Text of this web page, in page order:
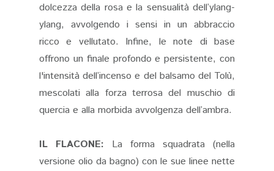
dolcezza della rosa e la sensualità dell’ylang-
ylang, avvolgendo i sensi in un abbraccio
ricco e vellutato. Infine, le note di base
offrono un finale profondo e persistente, con
l'intensità dell’incenso e del balsamo del Tolù,
mescolati alla forza terrosa del muschio di
quercia e alla morbida avvolgenza dell’ambra.
IL FLACONE: La forma squadrata (nella
versione olio da bagno) con le sue linee nette